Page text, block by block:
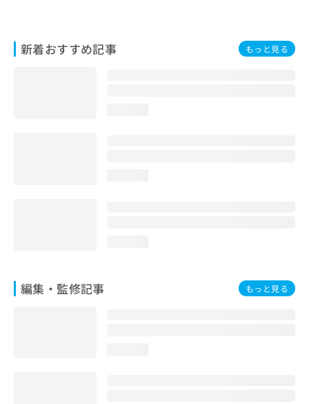
新着おすすめ記事 もっと見る
編集・監修記事 もっと見る
合